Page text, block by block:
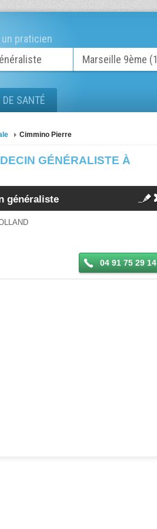
praticien
DE SANTÉ
Cimmino Pierre
GÉNÉRALISTE À
généraliste
04 91 75 29 14